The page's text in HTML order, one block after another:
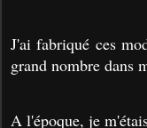
J'ai fabriqué ces
grand nombre dans
A l'époque, je